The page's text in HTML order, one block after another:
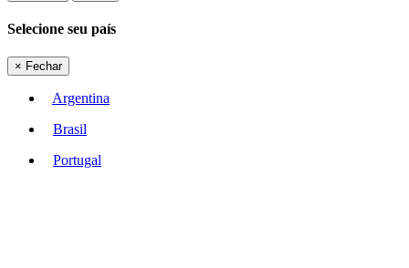
Selecione seu país
× Fechar
Argentina
Brasil
Portugal